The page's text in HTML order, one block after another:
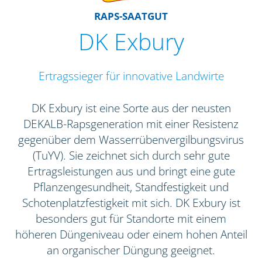
RAPS-SAATGUT
DK Exbury
Ertragssieger für innovative Landwirte
DK Exbury ist eine Sorte aus der neusten
DEKALB-Rapsgeneration mit einer Resistenz
gegenüber dem Wasserrübenvergilbungsvirus
(TuYV). Sie zeichnet sich durch sehr gute
Ertragsleistungen aus und bringt eine gute
Pflanzengesundheit, Standfestigkeit und
Schotenplatzfestigkeit mit sich. DK Exbury ist
besonders gut für Standorte mit einem
höheren Düngeniveau oder einem hohen Anteil
an organischer Düngung geeignet.